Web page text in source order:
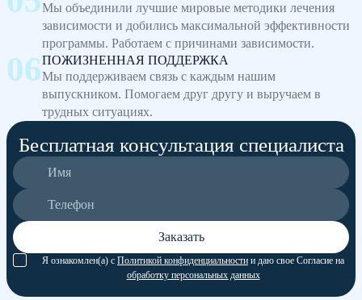
Мы объединили лучшие мировые методики лечения
зависимости и добились максимальной эффективности
программы. Работаем с причинами зависимости.
ПОЖИЗНЕННАЯ ПОДДЕРЖКА
Мы поддерживаем связь с каждым нашим
выпускником. Помогаем друг другу и выручаем в
трудных ситуациях.
Бесплатная консультация специалиста
Заказать
Я ознакомлен(а) с Политикой конфиденциальности и даю свое Согласие на
обработку персональных данных